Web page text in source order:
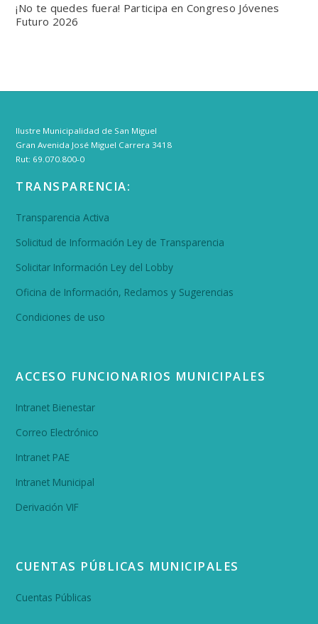
¡No te quedes fuera! Participa en Congreso Jóvenes
Futuro 2026
Ilustre Municipalidad de San Miguel
Gran Avenida José Miguel Carrera 3418
Rut: 69.070.800-0
TRANSPARENCIA:
Transparencia Activa
Solicitud de Información Ley de Transparencia
Solicitar Información Ley del Lobby
Oficina de Información, Reclamos y Sugerencias
Condiciones de uso
ACCESO FUNCIONARIOS MUNICIPALES
Intranet Bienestar
Correo Electrónico
Intranet PAE
Intranet Municipal
Derivación VIF
CUENTAS PÚBLICAS MUNICIPALES
Cuentas Públicas